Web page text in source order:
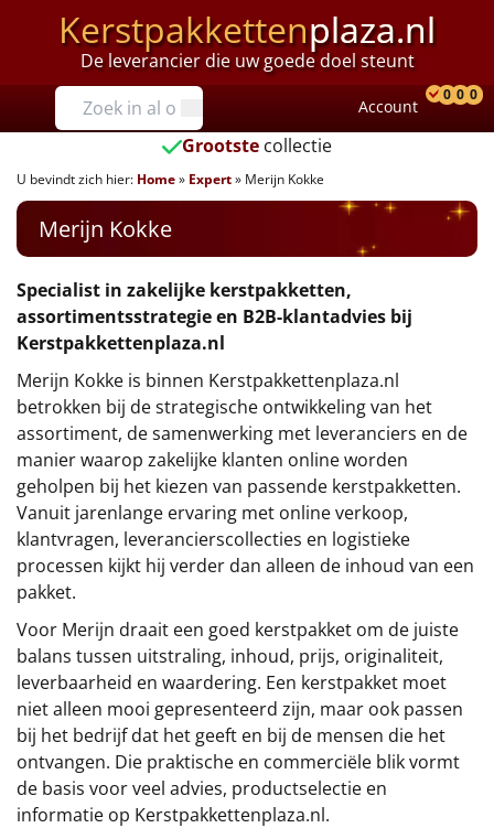
Kerstpakkettenplaza.nl
De leverancier die uw goede doel steunt
Prijzen
Tot €25
€25 tot €35
€35 tot €40
€40 tot €45
€45 tot €50
€50 tot €55
€55 tot €75
€75 tot €100
€100 en hoger
Thema
Origineel
Rituals
Luxe
Account
0 0 0
Grootste collectie
U bevindt zich hier: Home» Expert» Merijn Kokke
Merijn Kokke
Specialist in zakelijke kerstpakketten,
assortimentsstrategie en B2B-klantadvies bij
Kerstpakkettenplaza.nl
Merijn Kokke is binnen Kerstpakkettenplaza.nl
betrokken bij de strategische ontwikkeling van het
assortiment, de samenwerking met leveranciers en de
manier waarop zakelijke klanten online worden
geholpen bij het kiezen van passende kerstpakketten.
Vanuit jarenlange ervaring met online verkoop,
klantvragen, leverancierscollecties en logistieke
processen kijkt hij verder dan alleen de inhoud van een
pakket.
Voor Merijn draait een goed kerstpakket om de juiste
balans tussen uitstraling, inhoud, prijs, originaliteit,
leverbaarheid en waardering. Een kerstpakket moet
niet alleen mooi gepresenteerd zijn, maar ook passen
bij het bedrijf dat het geeft en bij de mensen die het
ontvangen. Die praktische en commerciële blik vormt
de basis voor veel advies, productselectie en
informatie op Kerstpakkettenplaza.nl.